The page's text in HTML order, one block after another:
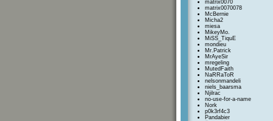
matrix0070
matrix0070078
McBernie
Micha2
miesa
MikeyMo.
MiSS_TiquE
mondieu
Mr.Patrick
MrAyeSir
mregeling
MutedFaith
NaRRaToR
nelsonmandeli
niels_baarsma
Njilrac
no-use-for-a-name
Nork
p0k3rf4c3
Pandabier